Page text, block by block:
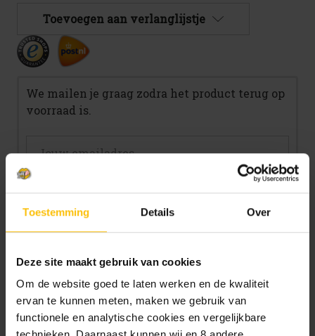
Toestemming Details Over
Deze site maakt gebruik van cookies
Om de website goed te laten werken en de kwaliteit
ervan te kunnen meten, maken we gebruik van
functionele en analytische cookies en vergelijkbare
Toevoegen aan verlanglijstje
We mailen je graag zodra het product terug op
voorraad is.
Mail me zodra product op voorraad is.
Beschrijving
Specificaties